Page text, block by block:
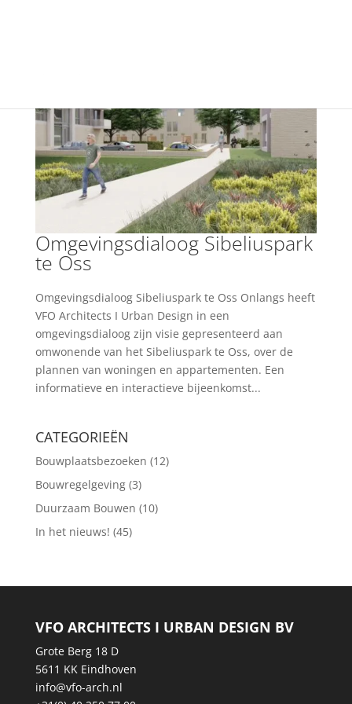
Omgevingsdialoog Sibeliuspark
te Oss
Omgevingsdialoog Sibeliuspark te Oss Onlangs heeft
VFO Architects I Urban Design in een
omgevingsdialoog zijn visie gepresenteerd aan
omwonende van het Sibeliuspark te Oss, over de
plannen van woningen en appartementen. Een
informatieve en interactieve bijeenkomst...
CATEGORIEËN
Bouwplaatsbezoeken (12)
Bouwregelgeving(3)
Duurzaam Bouwen (10)
In het nieuws! (45)
VFO ARCHITECTS I URBAN DESIGN BV
Grote Berg 18 D
5611 KK Eindhoven
info@vfo-arch.nl